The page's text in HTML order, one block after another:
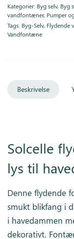
Kategorier: Byg selv, Byg
vandfontæner, Pumper
Tags: Byg-Selv, Flydende
Vandfontæne
Beskrivelse
Solcelle
lys til
Denne flydende
smukt blikfang i
i havedammen
dekorativt.